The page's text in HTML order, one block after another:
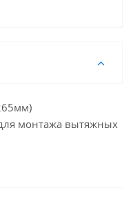
монтажа вытяжных